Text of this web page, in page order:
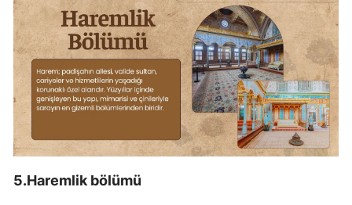
Siirt
Sinop
Sivas
Tekirdağ
5.Haremlik bölümü